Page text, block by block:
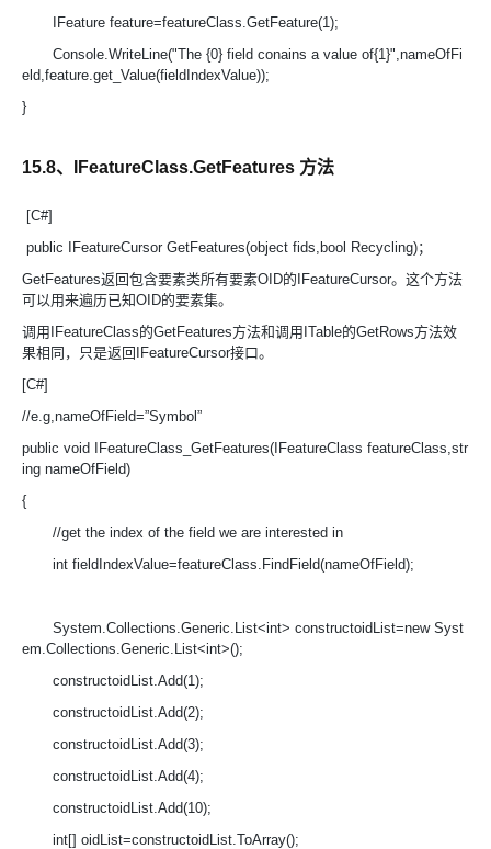
IFeature feature=featureClass.GetFeature(1);
Console.WriteLine("The {0} field conains a value of{1}",nameOfFi
eld,feature.get_Value(fieldIndexValue));
}
15.8、IFeatureClass.GetFeatures 方法
[C#]
public IFeatureCursor GetFeatures(object fids,bool Recycling)；
GetFeatures返回包含要素类所有要素OID的IFeatureCursor。这个方法
可以用来遍历已知OID的要素集。
调用IFeatureClass的GetFeatures方法和调用ITable的GetRows方法效
果相同，只是返回IFeatureCursor接口。
[C#]
//e.g,nameOfField=”Symbol”
public void IFeatureClass_GetFeatures(IFeatureClass featureClass,str
ing nameOfField)
{
//get the index of the field we are interested in
int fieldIndexValue=featureClass.FindField(nameOfField);
System.Collections.Generic.List<int> constructoidList=new Syst
em.Collections.Generic.List<int>();
constructoidList.Add(1);
constructoidList.Add(2);
constructoidList.Add(3);
constructoidList.Add(4);
constructoidList.Add(10);
int[] oidList=constructoidList.ToArray();